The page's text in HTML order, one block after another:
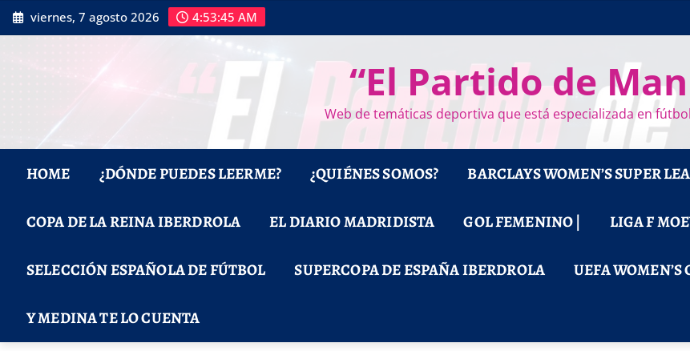
Saltar
al
viernes, 7 agosto 2026 4:53:46 AM
“El Partido de
Web de temáticas deportiva que está especializada en
HOME ¿DÓNDE PUEDES LEERME? ¿QUIÉNES SOMOS? BARCLAYS WOMEN’S SUPER
COPA DE LA REINA IBERDROLA EL DIARIO MADRIDISTA GOL FEMENINO | LIGA F
SELECCIÓN ESPAÑOLA DE FÚTBOL SUPERCOPA DE ESPAÑA IBERDROLA UEFA
Y MEDINA TE LO CUENTA